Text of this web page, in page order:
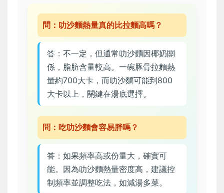
問：叻沙麵熱量真的比拉麵高嗎？
答：不一定，但通常叻沙麵因椰奶關
係，脂肪含量較高。一碗豚骨拉麵熱
量約700大卡，而叻沙麵可能到800
大卡以上，關鍵在湯底選擇。
問：吃叻沙麵會容易胖嗎？
答：如果頻率高或份量大，確實可
能。因為叻沙麵熱量密度高，建議控
制頻率並調整吃法，如減湯多菜。